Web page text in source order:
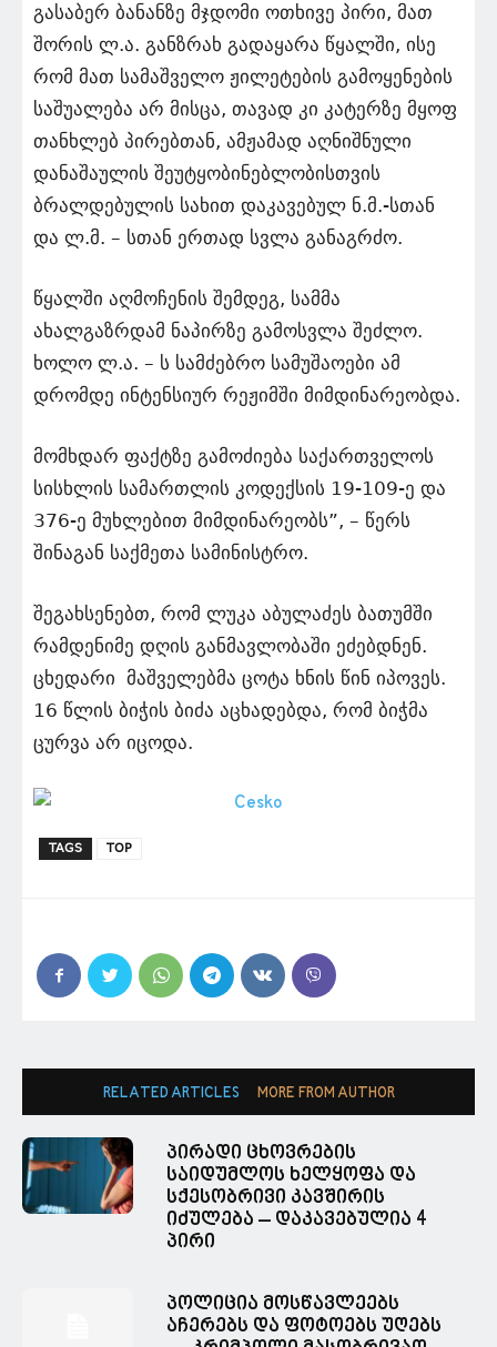
გასაბერ ბანანზე მჯდომი ოთხივე პირი, მათ
შორის ლ.ა. განზრახ გადაყარა წყალში, ისე
რომ მათ სამაშველო ჟილეტების გამოყენების
საშუალება არ მისცა, თავად კი კატერზე მყოფ
თანხლებ პირებთან, ამჟამად აღნიშნული
დანაშაულის შეუტყობინებლობისთვის
ბრალდებულის სახით დაკავებულ ნ.მ.-სთან
და ლ.მ. – სთან ერთად სვლა განაგრძო.
წყალში აღმოჩენის შემდეგ, სამმა
ახალგაზრდამ ნაპირზე გამოსვლა შეძლო.
ხოლო ლ.ა. – ს სამძებრო სამუშაოები ამ
დრომდე ინტენსიურ რეჟიმში მიმდინარეობდა.
მომხდარ ფაქტზე გამოძიება საქართველოს
სისხლის სამართლის კოდექსის 19-109-ე და
376-ე მუხლებით მიმდინარეობს”, – წერს
შინაგან საქმეთა სამინისტრო.
შეგახსენებთ, რომ ლუკა აბულაძეს ბათუმში
რამდენიმე დღის განმავლობაში ეძებდნენ.
ცხედარი მაშველებმა ცოტა ხნის წინ იპოვეს.
16 წლის ბიჭის ბიძა აცხადებდა, რომ ბიჭმა
ცურვა არ იცოდა.
TAGS TOP
RELATED ARTICLES MORE FROM AUTHOR
პირადი ცხოვრების
საიდუმლოს ხელყოფა და
სქესობრივი კავშირის
იძულება – დაკავებულია 4
პირი
პოლიცია მოსწავლეებს
აჩერებს და ფოტოებს უღებს